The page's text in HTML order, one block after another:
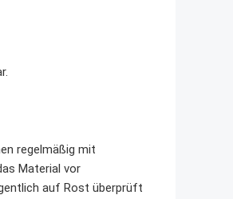
regelmäßig mit
Material vor
auf Rost überprüft